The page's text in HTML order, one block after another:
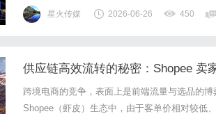
场完美的青海之旅。一、避开传统旅行社常见
游客，但这些低价团往往暗藏大量购物店和隐
星火传媒 2026-06-26 450
供应链高效流转的秘密：Shopee 卖
跨境电商的竞争，表面上是前端流量与选品的
Shopee（虾皮）生态中，由于客单价相对较低